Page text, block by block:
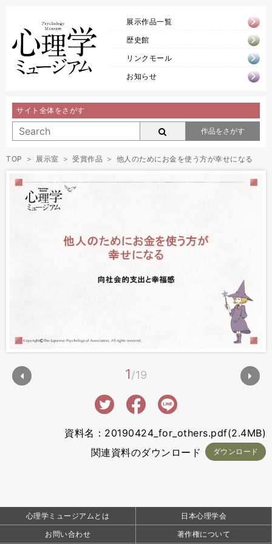
展示作品一覧
歴史館
リンクモール
お知らせ
サイト全体をさがす
作品をさがす
TOP 展示室 受賞作品 他人のためにお金を使う方が幸せになる
1 19
資料名：20190424_for_others.pdf(2.4MB)
関連資料のダウンロード
ダウンロード
心理学ミュージアムとは
日本心理学会
お問い合わせ
著作権について